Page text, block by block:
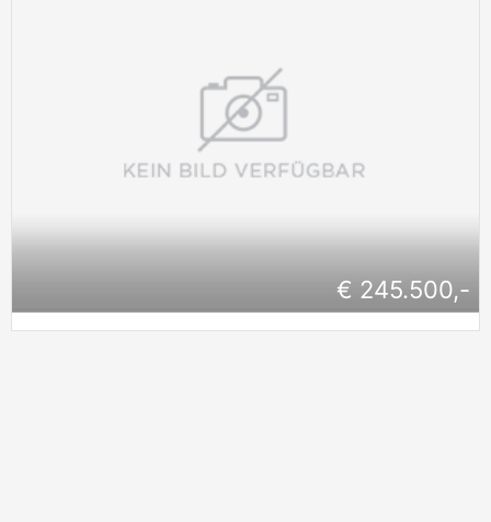
€ 245.500,-